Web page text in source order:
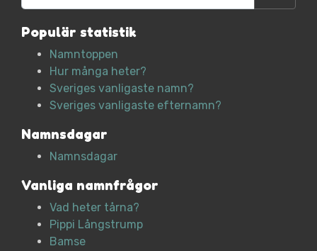
Populär statistik
Namntoppen
Hur många heter?
Sveriges vanligaste namn?
Sveriges vanligaste efternamn?
Namnsdagar
Namnsdagar
Vanliga namnfrågor
Vad heter tårna?
Pippi Långstrump
Bamse